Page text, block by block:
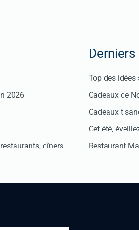
2026
dîners
Top des idées
Cadeaux de
Cadeaux
Cet été,
Restaurant